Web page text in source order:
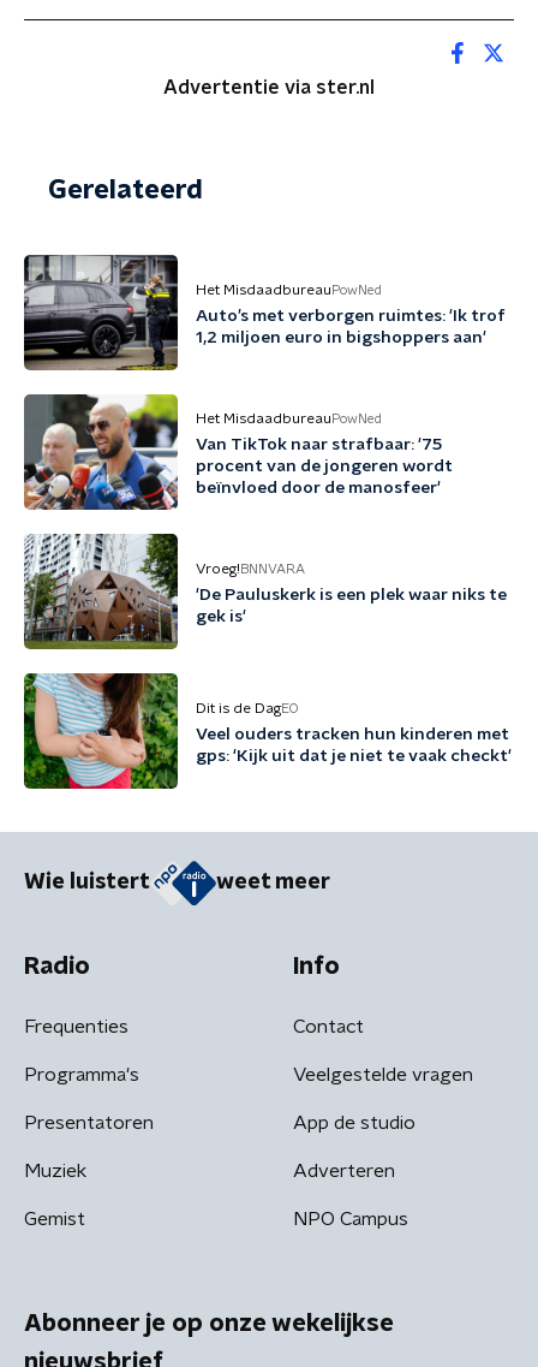
Advertentie via ster.nl
Gerelateerd
Het Misdaadbureau PowNed
Auto’s met verborgen ruimtes: 'Ik trof
1,2 miljoen euro in bigshoppers aan'
Het Misdaadbureau PowNed
Van TikTok naar strafbaar: '75
procent van de jongeren wordt
beïnvloed door de manosfeer'
Vroeg! BNNVARA
'De Pauluskerk is een plek waar niks te
gek is'
Dit is de DagEO
Veel ouders tracken hun kinderen met
gps: 'Kijk uit dat je niet te vaak checkt'
Wie luistert weet meer
Radio
Frequenties
Programma's
Presentatoren
Muziek
Gemist
Info
Contact
Veelgestelde vragen
App de studio
Adverteren
NPO Campus
Abonneer je op onze wekelijkse
nieuwsbrief